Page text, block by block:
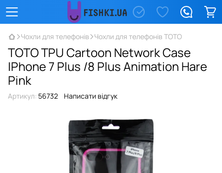
Чохли для телефонів Чохли для телефонів TOTO
TOTO TPU Сartoon Network Case
IPhone 7 Plus /8 Plus Animation Hare
Pink
Артикул: 56732 Написати відгук